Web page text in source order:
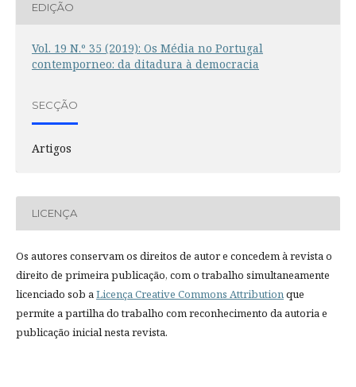
EDIÇÃO
Vol. 19 N.º 35 (2019): Os Média no Portugal
contemporneo: da ditadura à democracia
SECÇÃO
Artigos
LICENÇA
Os autores conservam os direitos de autor e concedem à revista o
direito de primeira publicação, com o trabalho simultaneamente
licenciado sob aLicença Creative Commons Attributionque
permite a partilha do trabalho com reconhecimento da autoria e
publicação inicial nesta revista.